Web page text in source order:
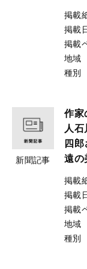
掲載
掲載
掲載
地域
種別
新聞記事
作
人
四
遠の
掲載
掲載
掲載
地域
種別